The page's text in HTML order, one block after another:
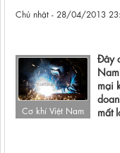
Chủ nhật - 28/04/2013
Cơ khí Việt Nam
Đây
mại
mất